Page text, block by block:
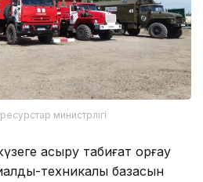
министрлігі
асыру табиғат қорғау
техникалық базасын